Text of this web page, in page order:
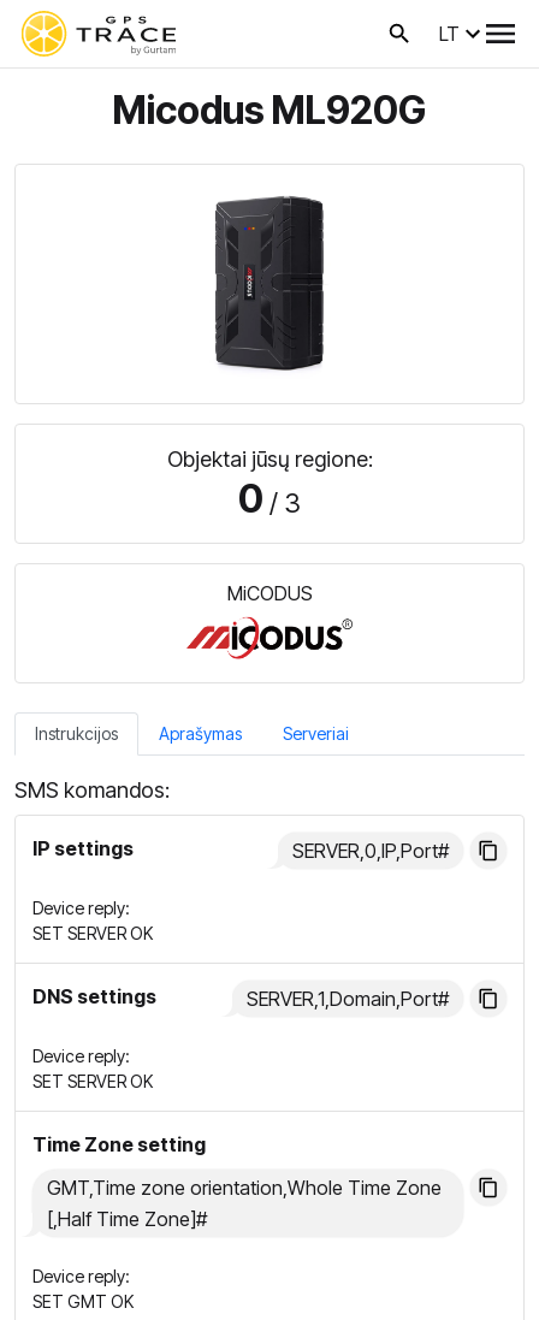
LT
Micodus ML920G
Objektai jūsų regione:
0 / 3
MiCODUS
Instrukcijos Aprašymas Serveriai
SMS komandos:
IP settings SERVER,0,IP,Port#
Device reply:
SET SERVER OK
DNS settings SERVER,1,Domain,Port#
Device reply:
SET SERVER OK
Time Zone setting
GMT,Time zone orientation,Whole Time Zone
[,Half Time Zone]#
Device reply:
SET GMT OK